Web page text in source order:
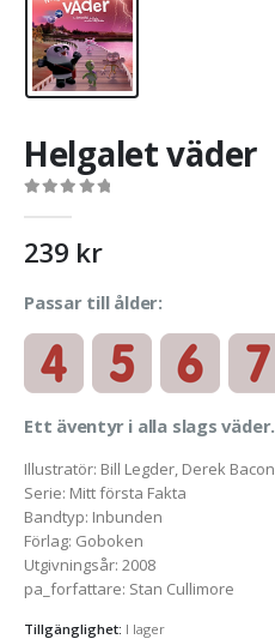
Helgalet väder
239 kr
Passar till ålder:
Ett äventyr i alla slags väder.
Illustratör: Bill Legder, Derek Bacon
Serie: Mitt första Fakta
Bandtyp: Inbunden
Förlag: Goboken
Utgivningsår: 2008
pa_forfattare: Stan Cullimore
Tillgänglighet: I lager